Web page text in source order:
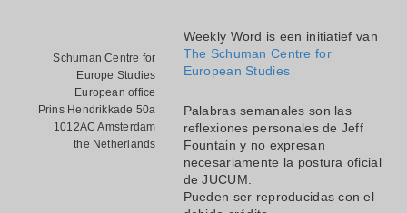
Schuman Centre for
Europe Studies
European office
Prins Hendrikkade 50a
1012AC Amsterdam
the Netherlands
Weekly Word is een initiatief van
The Schuman Centre for
European Studies
Palabras semanales son las
reflexiones personales de Jeff
Fountain y no expresan
necesariamente la postura oficial
de JUCUM.
Pueden ser reproducidas con el